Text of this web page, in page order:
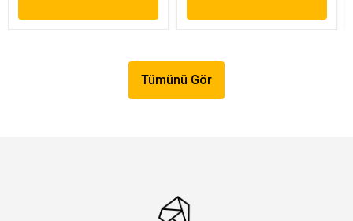
Tümünü Gör